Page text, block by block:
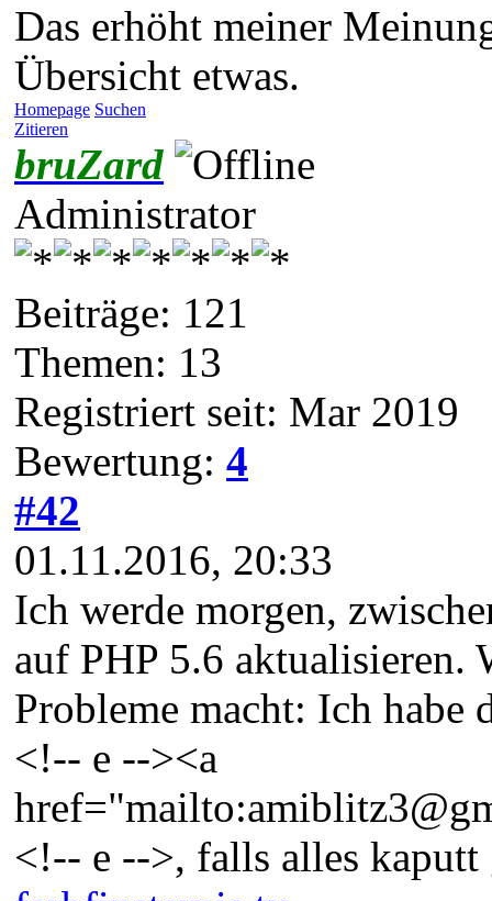
Das erhöht meiner
Übersicht etwas.
Homepage Suchen
Zitieren
bruZard
Administrator
Beiträge: 121
Themen: 13
Registriert seit: Mar 2019
Bewertung: 4
#42
01.11.2016, 20:33
Ich werde morgen,
auf PHP 5.6 aktualisieren.
Probleme macht: Ich habe
<!-- e --><a
<!-- e -->, falls alles